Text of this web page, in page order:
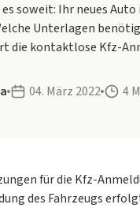
soweit: Ihr neues
Unterlagen
die kontaktlose Kfz-
04. März 2022 4
für die Kfz-
des Fahrzeugs